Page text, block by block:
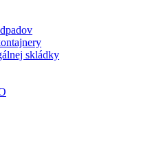
skládky